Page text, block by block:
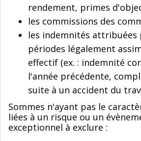
rendement, primes
les commissions des
les indemnités attribuées
périodes légalement
effectif (ex. : indemnité
l'année précédente,
suite à un accident du
Sommes n'ayant pas le
liées à un risque ou un
exceptionnel à exclure :